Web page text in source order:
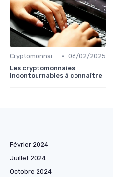
Cryptomonnaies populaires • 06/02/2025
Les cryptomonnaies
incontournables à connaître
Février 2024
Juillet 2024
Octobre 2024